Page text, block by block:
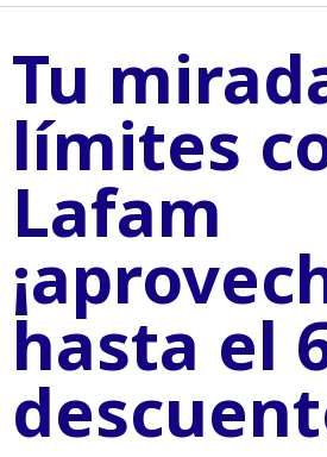
Tu
límites
Lafam
hasta el